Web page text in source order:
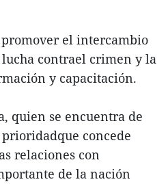
el intercambio
contrael crimen y la
y capacitación.
quien se encuentra de
concede
relaciones con
de la nación